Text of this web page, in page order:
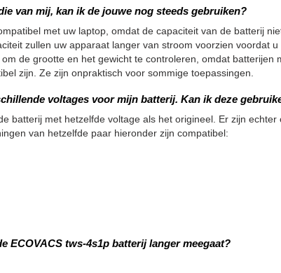
van mij, kan ik de jouwe nog steeds gebruiken?
met uw laptop, omdat de capaciteit van de batterij
zullen uw apparaat langer van stroom voorzien voordat
de grootte en het gewicht te controleren, omdat batterijen
zijn. Ze zijn onpraktisch voor sommige toepassingen.
voltages voor mijn batterij. Kan ik deze
batterij met hetzelfde voltage als het origineel. Er zijn echter
van hetzelfde paar hieronder zijn compatibel:
ECOVACS tws-4s1p batterij langer meegaat?